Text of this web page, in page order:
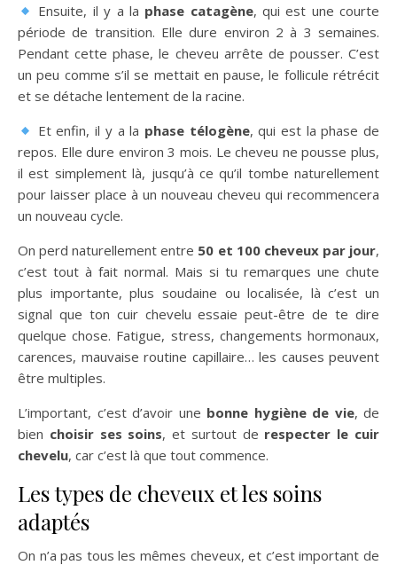
Ensuite, il y a la phase catagène, qui est une courte
période de transition. Elle dure environ 2 à 3 semaines.
Pendant cette phase, le cheveu arrête de pousser. C’est
un peu comme s’il se mettait en pause, le follicule rétrécit
et se détache lentement de la racine.
Et enfin, il y a la phase télogène, qui est la phase de
repos. Elle dure environ 3 mois. Le cheveu ne pousse plus,
il est simplement là, jusqu’à ce qu’il tombe naturellement
pour laisser place à un nouveau cheveu qui recommencera
un nouveau cycle.
On perd naturellement entre 50 et 100 cheveux par jour,
c’est tout à fait normal. Mais si tu remarques une chute
plus importante, plus soudaine ou localisée, là c’est un
signal que ton cuir chevelu essaie peut-être de te dire
quelque chose. Fatigue, stress, changements hormonaux,
carences, mauvaise routine capillaire… les causes peuvent
être multiples.
L’important, c’est d’avoir une bonne hygiène de vie, de
bien choisir ses soins, et surtout de respecter le cuir
chevelu, car c’est là que tout commence.
Les types de cheveux et les soins
adaptés
On n’a pas tous les mêmes cheveux, et c’est important de